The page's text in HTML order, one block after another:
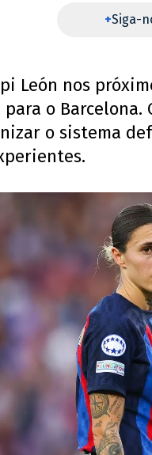
+Siga-
León nos
o Barcelona.
o sistema